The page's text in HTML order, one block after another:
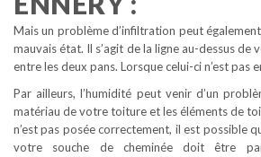
Mais un problème d’infiltration peut
mauvais état. Il s’agit de la ligne au-dessus
entre les deux pans. Lorsque celui-ci n’est pas
Par ailleurs, l’humidité peut venir d’un
matériau de votre toiture et les éléments de
n’est pas posée correctement, il est possible
votre souche de cheminée doit être